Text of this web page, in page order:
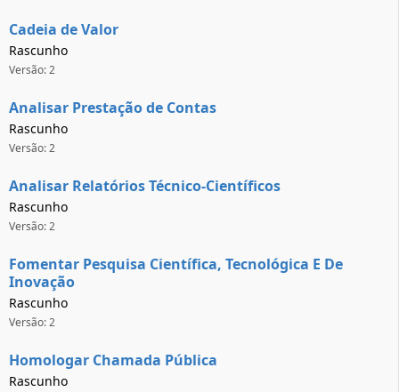
Cadeia de Valor
Rascunho
Versão: 2
Analisar Prestação de Contas
Rascunho
Versão: 2
Analisar Relatórios Técnico-Científicos
Rascunho
Versão: 2
Fomentar Pesquisa Científica, Tecnológica E De
Inovação
Rascunho
Versão: 2
Homologar Chamada Pública
Rascunho